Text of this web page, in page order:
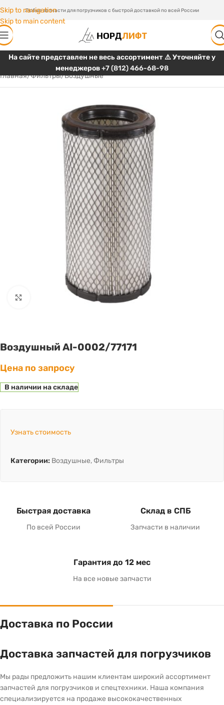
Skip to navigation
Skip to main content
Любые запчасти для погрузчиков с быстрой доставкой по всей России
На сайте представлен не весь ассортимент ⚠️ Уточняйте у
менеджеров+7 (812) 466-68-98
Главная/Фильтры/Воздушные
Click to enlarge
Воздушный AI-0002/77171
Цена по запросу
В наличии на складе
Узнать стоимость
Категории: Воздушные, Фильтры
Быстрая доставка
По всей России
Склад в СПБ
Запчасти в наличии
Гарантия до 12 мес
На все новые запчасти
Доставка по России
Доставка запчастей для погрузчиков
Мы рады предложить нашим клиентам широкий ассортимент
запчастей для погрузчиков и спецтехники. Наша компания
специализируется на продаже высококачественных